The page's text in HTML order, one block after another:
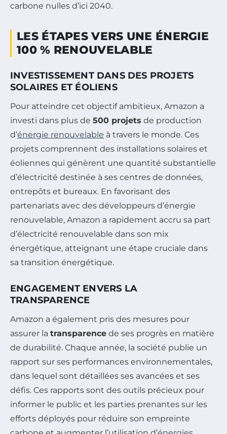
carbone nulles d’ici 2040.
LES ÉTAPES VERS UNE ÉNERGIE
100 % RENOUVELABLE
INVESTISSEMENT DANS DES PROJETS
SOLAIRES ET ÉOLIENS
Pour atteindre cet objectif ambitieux, Amazon a
investi dans plus de 500 projets de production
d’énergie renouvelable à travers le monde. Ces
projets comprennent des installations solaires et
éoliennes qui génèrent une quantité substantielle
d’électricité destinée à ses centres de données,
entrepôts et bureaux. En favorisant des
partenariats avec des développeurs d’énergie
renouvelable, Amazon a rapidement accru sa part
d’électricité renouvelable dans son mix
énergétique, atteignant une étape cruciale dans
sa transition énergétique.
ENGAGEMENT ENVERS LA
TRANSPARENCE
Amazon a également pris des mesures pour
assurer la transparence de ses progrès en matière
de durabilité. Chaque année, la société publie un
rapport sur ses performances environnementales,
dans lequel sont détaillées ses avancées et ses
défis. Ces rapports sont des outils précieux pour
informer le public et les parties prenantes sur les
efforts déployés pour réduire son empreinte